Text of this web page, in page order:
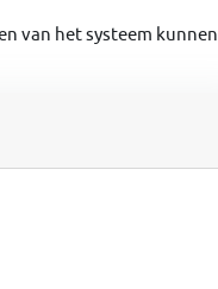
van het systeem kunnen